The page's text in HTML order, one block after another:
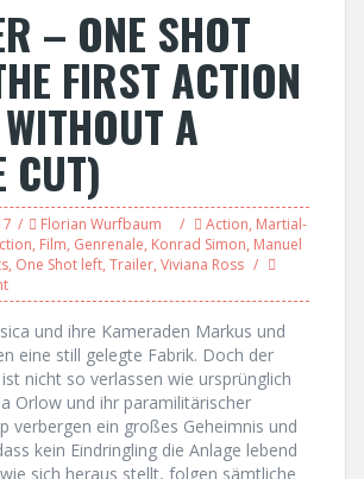
– ONE SHOT
FIRST ACTION
A
CUT)
Florian Wurfbaum Action, Martial-
, Film, Genrenale, Konrad Simon, Manuel
, One Shot left, Trailer, Viviana Ross
und ihre Kameraden Markus und
eine still gelegte Fabrik. Doch der
nicht so verlassen wie ursprünglich
Orlow und ihr paramilitärischer
verbergen ein großes Geheimnis und
kein Eindringling die Anlage lebend
sich heraus stellt, folgen sämtliche